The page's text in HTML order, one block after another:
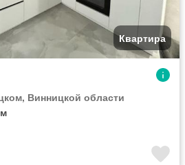
Квартира
Винницкой области